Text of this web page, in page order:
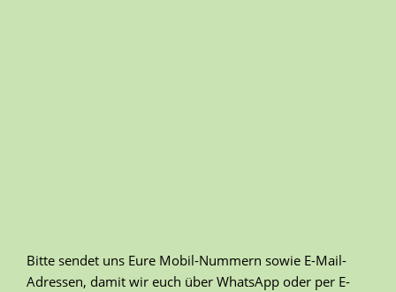
Bitte sendet uns Eure Mobil-Nummern sowie E-Mail-
Adressen, damit wir euch über WhatsApp oder per E-